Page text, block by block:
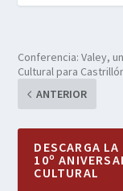
Conferencia: Valey,
Cultural para
ANTERIOR
DESCARGA
10º
CULTURAL